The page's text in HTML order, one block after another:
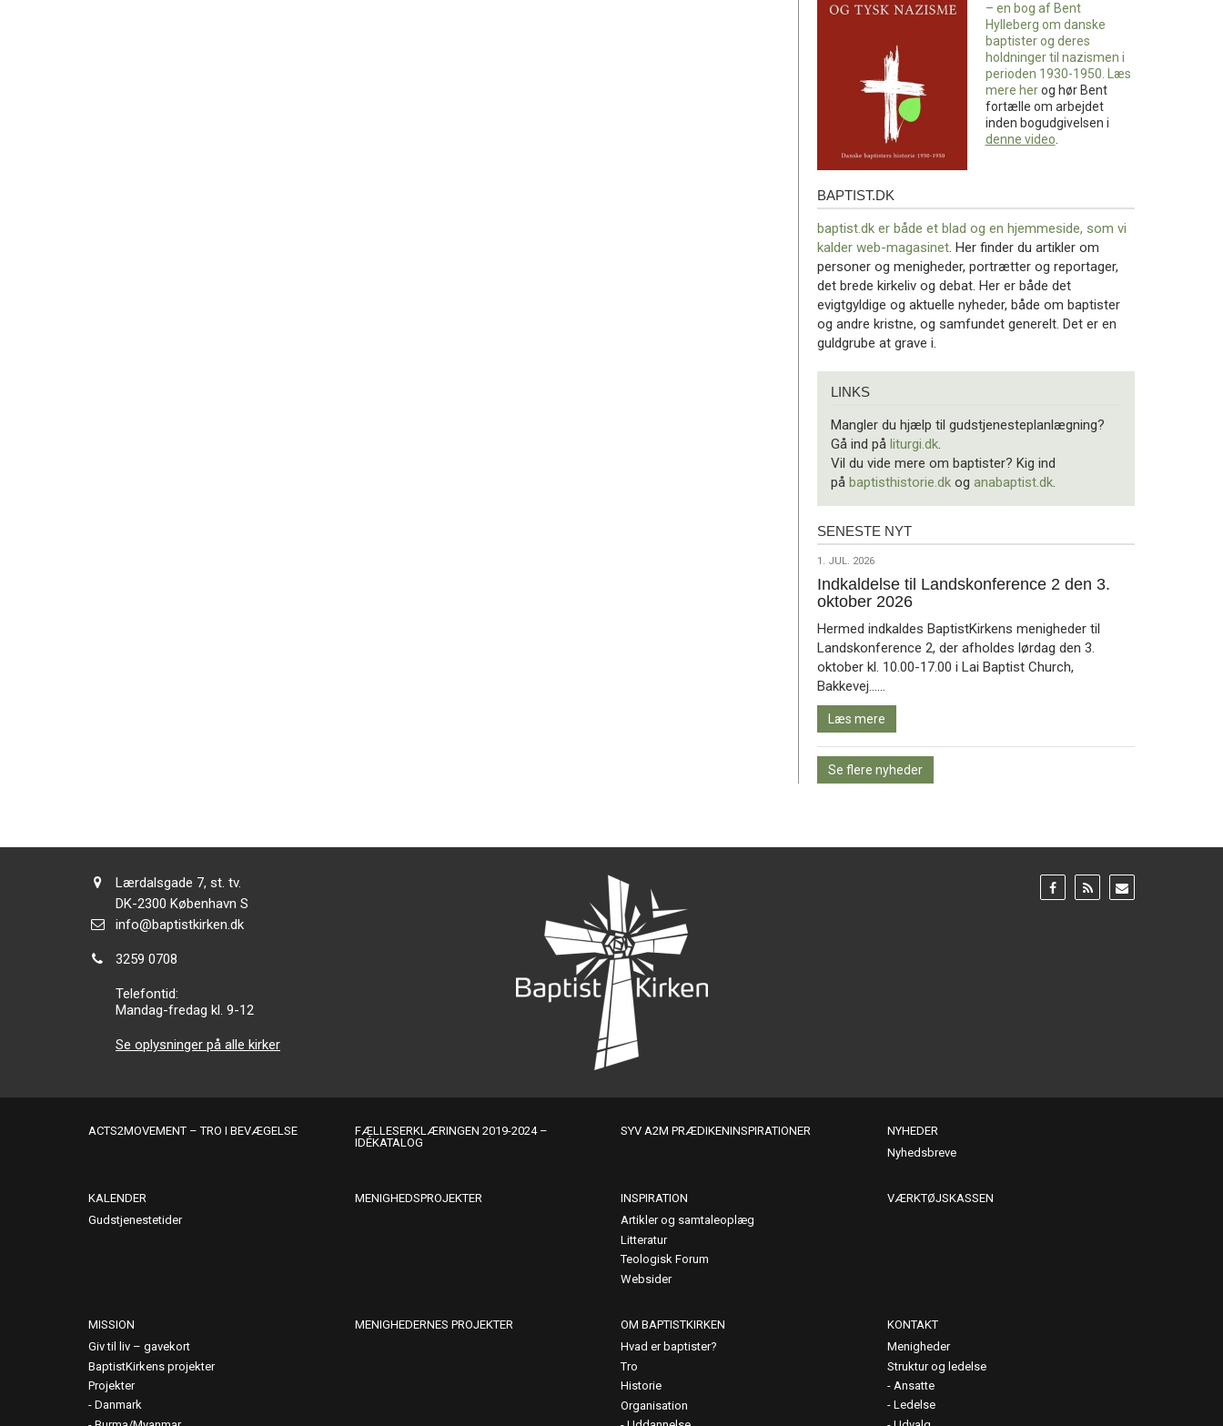
tysk
– en bog af Bent
Hylleberg om danske
baptister og deres
holdninger til nazismen i
perioden 1930-1950. Læs
mere herog hør Bent
fortælle om arbejdet
inden bogudgivelsen i
denne video.
baptist.dk
BAPTIST.DK
baptist.dk er både et blad og en hjemmeside, som vi
kalder web-magasinet . Her finder du artikler om
personer og menigheder, portrætter og reportager,
det brede kirkeliv og debat. Her er både det
evigtgyldige og aktuelle nyheder, både om baptister
og andre kristne, og samfundet generelt. Det er en
guldgrube at grave i.
LINKS
Mangler du hjælp til gudstjenesteplanlægning?
Gå ind på liturgi.dk
Vil du vide mere om baptister? Kig ind
på baptisthistorie.dk og anabaptist.dk
Seneste
SENESTE NYT
1.
jul.
2026
1. JUL. 2026
Indkaldelse til Landskonference 2 den 3.
oktober 2026
Hermed indkaldes BaptistKirkens menigheder til
Landskonference 2, der afholdes lørdag den 3.
oktober kl. 10.00-17.00 i Lai Baptist Church,
Bakkevej……
mere
Læs mere
Se flere nyheder
Adresse:
Lærdalsgade 7, st. tv.
Adresse:
DK-2300 København S
Send
info@baptistkirken.dk
Tlf.:
3259 0708
Telefontid:
Mandag-fredag kl. 9-12
Se oplysninger på alle kirker
Gå
til:
Gå
til:
Gå
til:
ACTS2MOVEMENT – TRO I BEVÆGELSE
FÆLLESERKLÆRINGEN 2019-2024 –
IDÉKATALOG
SYV A2M PRÆDIKENINSPIRATIONER
NYHEDER
Nyhedsbreve
KALENDER
Gudstjenestetider
MENIGHEDSPROJEKTER
INSPIRATION
Artikler og samtaleoplæg
Litteratur
Teologisk Forum
Websider
VÆRKTØJSKASSEN
MISSION
Giv til liv – gavekort
BaptistKirkens projekter
Projekter
Danmark
MENIGHEDERNES PROJEKTER
OM BAPTISTKIRKEN
Hvad er baptister?
Tro
Historie
Organisation
KONTAKT
Menigheder
Struktur og ledelse
Ansatte
Ledelse